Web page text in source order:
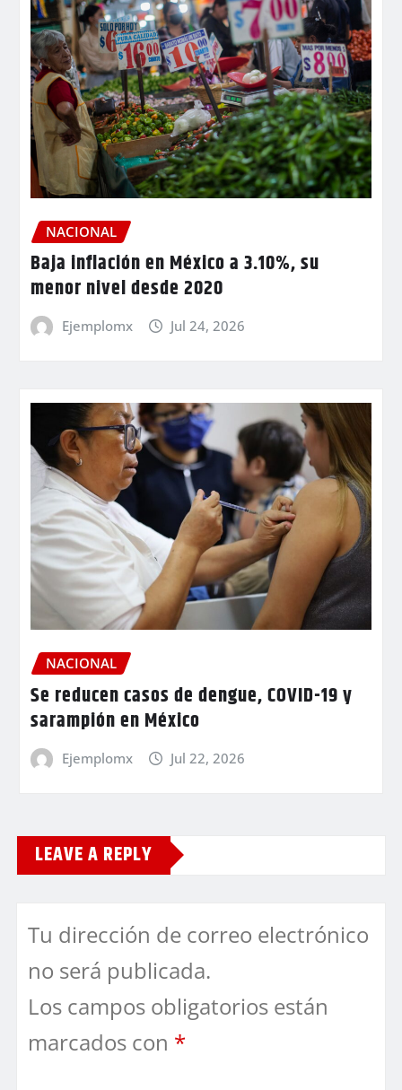
NACIONAL
Baja inflación en México a 3.10%, su
menor nivel desde 2020
Ejemplomx Jul 24, 2026
NACIONAL
Se reducen casos de dengue, COVID-19 y
sarampión en México
Ejemplomx Jul 22, 2026
LEAVE A REPLY
Tu dirección de correo electrónico
no será publicada.
Los campos obligatorios están
marcados con *